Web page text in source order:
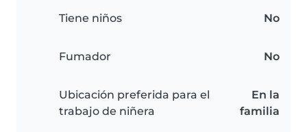
Tiene niños No
Fumador No
Ubicación preferida para el
trabajo de niñera
En la
familia